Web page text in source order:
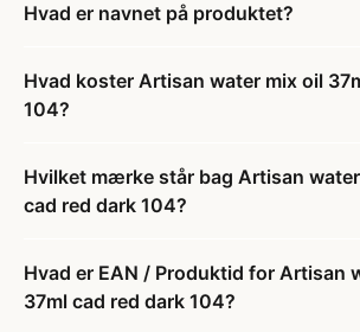
Hvad er navnet på produktet?
Hvad koster Artisan water mix oil
104?
Hvilket mærke står bag Artisan
cad red dark 104?
Hvad er EAN / Produktid for Artisan
37ml cad red dark 104?